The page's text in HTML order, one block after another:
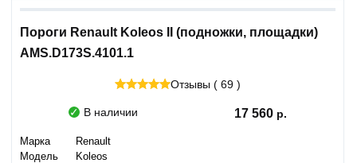
Пороги Renault Koleos II (подножки, площадки)
AMS.D173S.4101.1
Отзывы ( 69 )
В наличии 17 560
Марка
Renault
Модель
Koleos